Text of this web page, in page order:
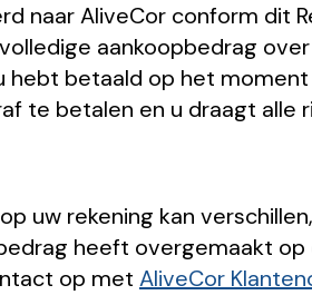
naar AliveCor conform dit
aankoopbedrag
betaald op het
te betalen en u draagt
uw rekening kan
heeft overgemaakt
op met AliveCor